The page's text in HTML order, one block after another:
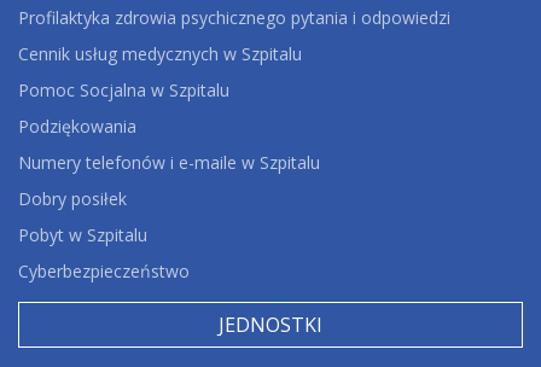
Profilaktyka zdrowia psychicznego pytania i odpowiedzi
Cennik usług medycznych w Szpitalu
Pomoc Socjalna w Szpitalu
Podziękowania
Numery telefonów i e-maile w Szpitalu
Dobry posiłek
Pobyt w Szpitalu
Cyberbezpieczeństwo
JEDNOSTKI